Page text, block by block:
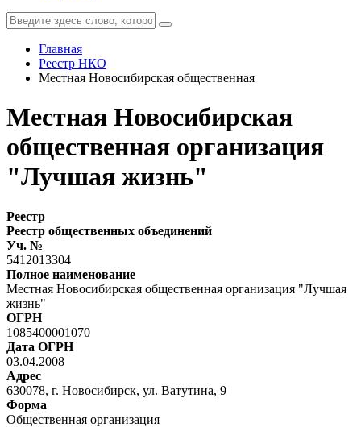
Главная
Реестр НКО
Местная Новосибирская общественная
Местная Новосибирская
общественная организация
"Лучшая жизнь"
Реестр
Реестр общественных объединений
Уч. №
5412013304
Полное наименование
Местная Новосибирская общественная организация "Лучшая
жизнь"
ОГРН
1085400001070
Дата ОГРН
03.04.2008
Адрес
630078, г. Новосибирск, ул. Ватутина, 9
Форма
Общественная организация